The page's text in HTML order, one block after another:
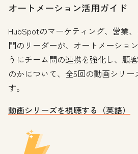
オートメーション活用ガイド
HubSpotのマーケティング、営業
門のリーダーが、オートメーショ
うにチーム間の連携を強化し、顧
のかについて、全5回の動画シリ
す。
動画シリーズを視聴する（英語）